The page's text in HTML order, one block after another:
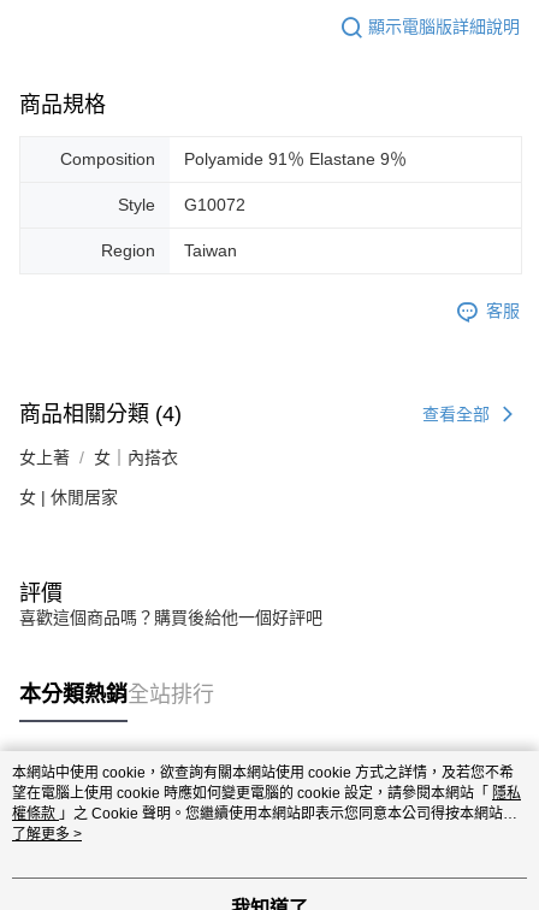
顯示電腦版詳細說明
商品規格
Composition Polyamide 91％ Elastane 9％
Style G10072
Region Taiwan
客服
商品相關分類 (4) 查看全部
女上著 女｜內搭衣
女 | 休閒居家
評價
喜歡這個商品嗎？購買後給他一個好評吧
本分類熱銷全站排行
熱門標籤
本網站中使用 cookie，欲查詢有關本網站使用 cookie 方式之詳情，及若您不希
望在電腦上使用 cookie 時應如何變更電腦的 cookie 設定，請參閱本網站「 隱私
權條款 」之 Cookie 聲明。您繼續使用本網站即表示您同意本公司得按本網站使
用條款之 Cookie 聲明使用 cookie。
了解更多 >